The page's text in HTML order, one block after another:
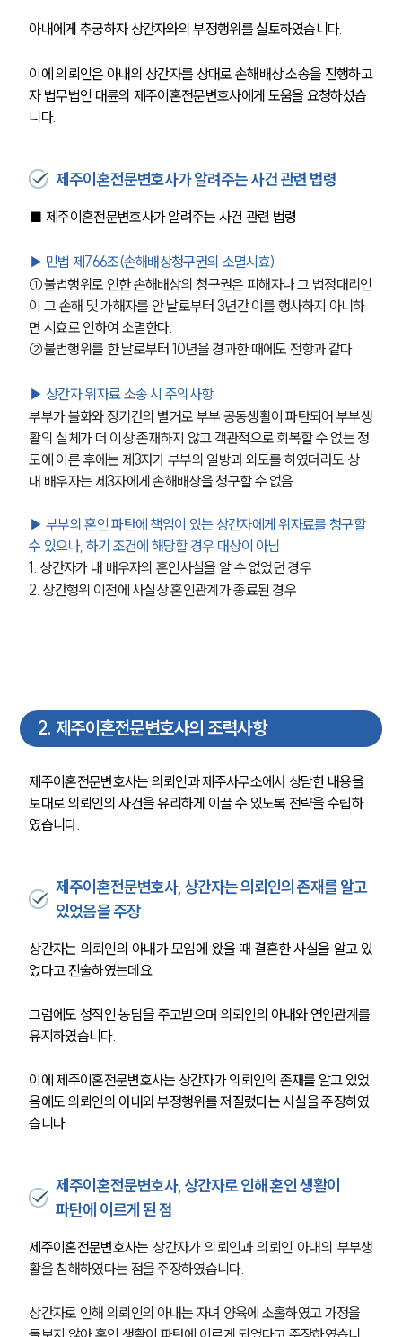
아내에게 추궁하자 상간자와의 부정행위를 실토하였습니다.
이에 의뢰인은 아내의 상간자를 상대로 손해배상 소송을 진행하고
자 법무법인 대륜의 제주이혼전문변호사에게 도움을 요청하셨습
니다.
제주이혼전문변호사가 알려주는 사건 관련 법령
■ 제주이혼전문변호사가 알려주는 사건 관련 법령
▶ 민법 제766조(손해배상청구권의 소멸시효)
①불법행위로 인한 손해배상의 청구권은 피해자나 그 법정대리인
이 그 손해 및 가해자를 안 날로부터 3년간 이를 행사하지 아니하
면 시효로 인하여 소멸한다.
②불법행위를 한 날로부터 10년을 경과한 때에도 전항과 같다.
▶ 상간자 위자료 소송 시 주의사항
부부가 불화와 장기간의 별거로 부부 공동생활이 파탄되어 부부생
활의 실체가 더 이상 존재하지 않고 객관적으로 회복할 수 없는 정
도에 이른 후에는 제3자가 부부의 일방과 외도를 하였더라도 상
대 배우자는 제3자에게 손해배상을 청구할 수 없음
▶ 부부의 혼인 파탄에 책임이 있는 상간자에게 위자료를 청구할
수 있으나, 하기 조건에 해당할 경우 대상이 아님
1. 상간자가 내 배우자의 혼인사실을 알 수 없었던 경우
2. 상간행위 이전에 사실상 혼인관계가 종료된 경우
2. 제주이혼전문변호사의 조력사항
제주이혼전문변호사는 의뢰인과 제주사무소에서 상담한 내용을
토대로 의뢰인의 사건을 유리하게 이끌 수 있도록 전략을 수립하
였습니다.
제주이혼전문변호사, 상간자는 의뢰인의 존재를 알고
있었음을 주장
상간자는 의뢰인의 아내가 모임에 왔을 때 결혼한 사실을 알고 있
었다고 진술하였는데요.
그럼에도 성적인 농담을 주고받으며 의뢰인의 아내와 연인관계를
유지하였습니다.
이에 제주이혼전문변호사는 상간자가 의뢰인의 존재를 알고 있었
음에도 의뢰인의 아내와 부정행위를 저질렀다는 사실을 주장하였
습니다.
제주이혼전문변호사, 상간자로 인해 혼인 생활이
파탄에 이르게 된 점
제주이혼전문변호사는 상간자가 의뢰인과 의뢰인 아내의 부부생
활을 침해하였다는 점을 주장하였습니다.
상간자로 인해 의뢰인의 아내는 자녀 양육에 소홀하였고 가정을